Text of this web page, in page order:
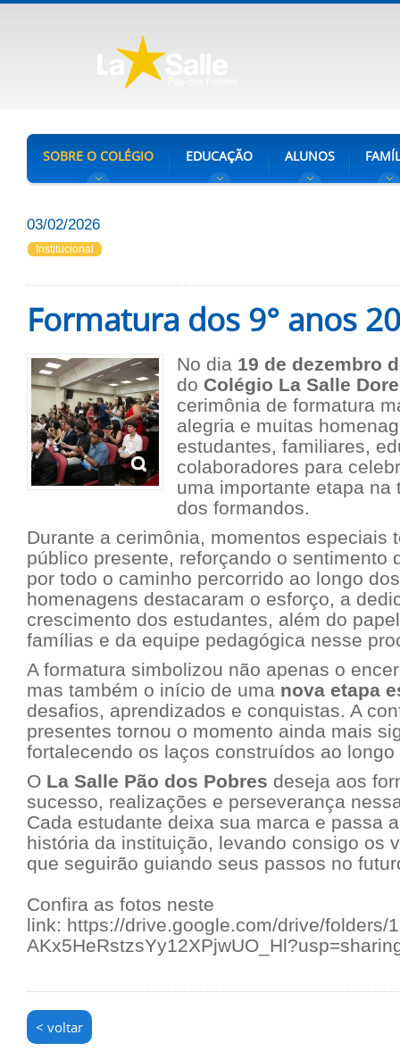
SOBRE O COLÉGIO EDUCAÇÃO ALUNOS
03/02/2026
Institucional
Formatura dos 9° anos
No dia 19 de dezembro
do Colégio La Salle
cerimônia de formatura
alegria e muitas
estudantes, familiares,
colaboradores para
uma importante etapa na
dos formandos.
Durante a cerimônia, momentos especiais
público presente, reforçando o sentimento
por todo o caminho percorrido ao longo
homenagens destacaram o esforço, a
crescimento dos estudantes, além do
famílias e da equipe pedagógica nesse
A formatura simbolizou não apenas o
mas também o início de uma nova etapa
desafios, aprendizados e conquistas. A
presentes tornou o momento ainda mais
fortalecendo os laços construídos ao
O La Salle Pão dos Pobres deseja aos
sucesso, realizações e perseverança
Cada estudante deixa sua marca e passa
história da instituição, levando consigo os
que seguirão guiando seus passos no
Confira as fotos neste
link: https://drive.google.com/drive/folders/
< voltar